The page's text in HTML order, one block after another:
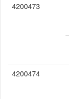
4200473
4200474